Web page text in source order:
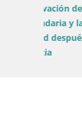
Croacia /
Pueblo
vivo